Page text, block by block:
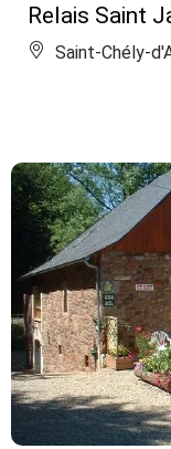
Relais Saint
Saint-Chély-